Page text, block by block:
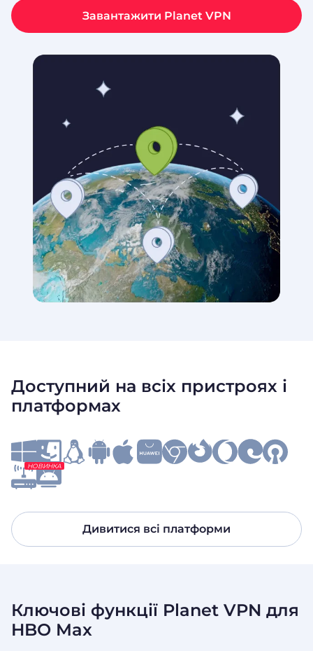
Завантажити Planet VPN
Доступний на всіх пристроях і
платформах
НОВИНКА
Дивитися всі платформи
Ключові функції Planet VPN для
HBO Max